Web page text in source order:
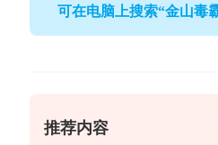
可在电脑上搜索“金山毒
推荐内容